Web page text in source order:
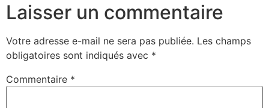
Laisser un commentaire
Votre adresse e-mail ne sera pas publiée. Les champs
obligatoires sont indiqués avec *
Commentaire *